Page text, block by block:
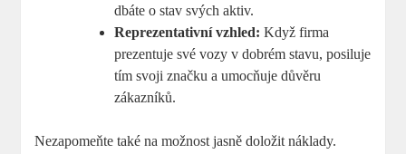
dbáte o stav svých aktiv.
Reprezentativní vzhled: Když firma
prezentuje své vozy v dobrém stavu, posiluje
tím svoji značku a umocňuje důvěru
zákazníků.
Nezapomeňte také na možnost jasně doložit náklady.